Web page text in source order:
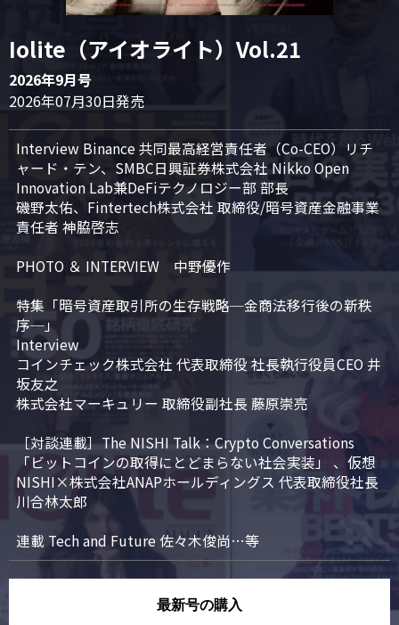
Iolite（アイオライト）Vol.21
2026年9月号
2026年07月30日発売
Interview Binance 共同最高経営責任者（Co-CEO）リチ
ャード・テン、SMBC日興証券株式会社 Nikko Open
Innovation Lab兼DeFiテクノロジー部 部長
磯野太佑、Fintertech株式会社 取締役/暗号資産金融事業
責任者 神脇啓志
PHOTO ＆ INTERVIEW　中野優作
特集「暗号資産取引所の生存戦略─金商法移行後の新秩
序─」
Interview
コインチェック株式会社 代表取締役 社長執行役員CEO 井
坂友之
株式会社マーキュリー 取締役副社長 藤原崇亮
［対談連載］The NISHI Talk：Crypto Conversations
「ビットコインの取得にとどまらない社会実装」 、仮想
NISHI×株式会社ANAPホールディングス 代表取締役社長
川合林太郎
連載 Tech and Future 佐々木俊尚…等
最新号の購入